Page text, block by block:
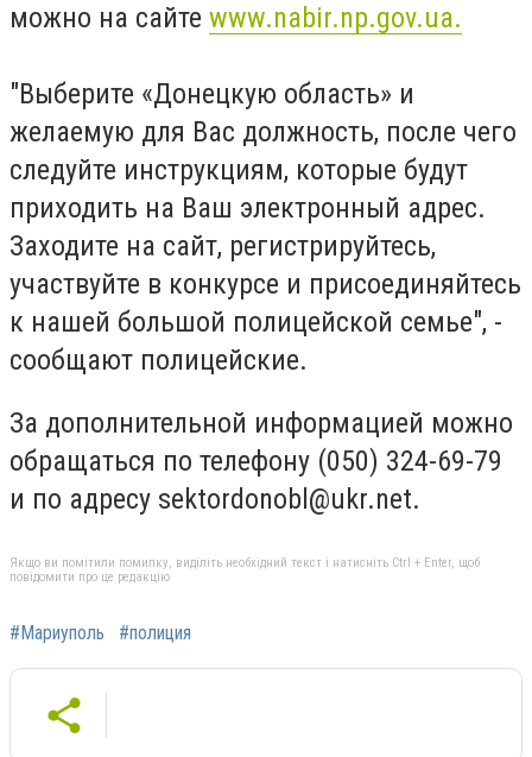
можно на сайте www.nabir.np.gov.ua.
"Выберите «Донецкую область» и
желаемую для Вас должность, после чего
следуйте инструкциям, которые будут
приходить на Ваш электронный адрес.
Заходите на сайт, регистрируйтесь,
участвуйте в конкурсе и присоединяйтесь
к нашей большой полицейской семье", -
сообщают полицейские.
За дополнительной информацией можно
обращаться по телефону (050) 324-69-79
и по адресу sektordonobl@ukr.net.
Якщо ви помітили помилку, виділіть необхідний текст і натисніть Ctrl + Enter, щоб
повідомити про це редакцію
#Мариуполь #полиция